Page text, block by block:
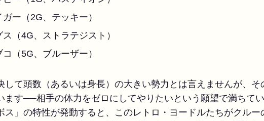
ガー（2G、テッキー）
ス（4G、ストラテジスト）
コ（5G、ブルーザー）
して頭数（あるいは身長）の大きい勢力とは言えませんが、
ます──相手の体力をゼロにしてやりたいという願望で満ちて
ス」の特性が発動すると、このレトロ・ヨードルたちがクル